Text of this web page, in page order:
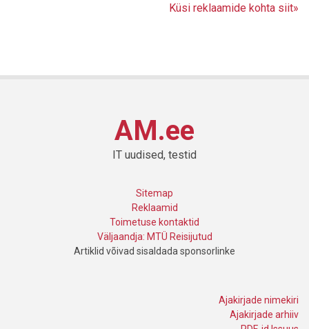
Küsi reklaamide kohta siit»
AM.ee
IT uudised, testid
Sitemap
Reklaamid
Toimetuse kontaktid
Väljaandja: MTÜ Reisijutud
Artiklid võivad sisaldada sponsorlinke
Ajakirjade nimekiri
Ajakirjade arhiiv